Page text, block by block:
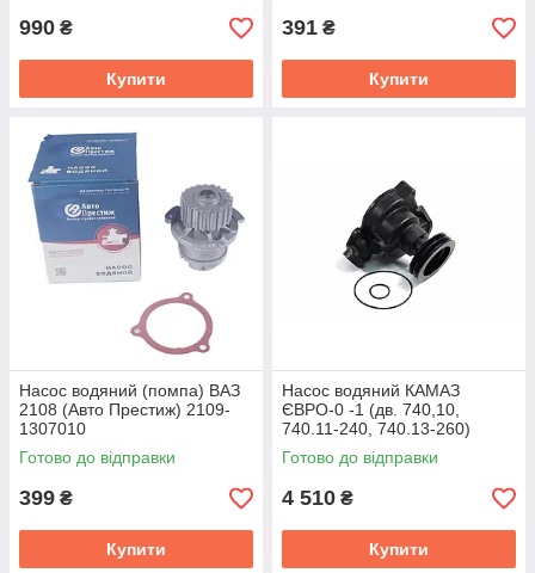
990 ₴
Купити
391 ₴
Купити
Насос водяний (помпа) ВАЗ
2108 (Авто Престиж) 2109-
1307010
Готово до відправки
399 ₴
Купити
Насос водяний КАМАЗ
ЄВРО-0 -1 (дв. 740,10,
740.11-240, 740.13-260)
Professional (RIDER) 740.13-
1307010
Готово до відправки
4 510 ₴
Купити